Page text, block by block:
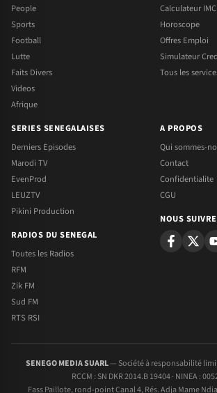
People
Sports
Football
Lutte
Faits Divers
Videos
Afrique
Calculateur IMC
Horoscope
Offres Emploi
Simulateur
Tous les
SERIES SENEGALAISES
Derniers Episodes
Marodi TV
EvenProd
LEUZTV
Pikini Production
RADIOS DU SENEGAL
Toutes les Radios
RFM
Zik FM
Sud FM
RTS RSI
A PROPOS
Qui sommes-
Contact
Confidentialite
CGU
NOUS SUIVRE
SENEGO MEDIA SUARL— Société à responsabilité
RCCM : SN DKR 2014.B 19404 · NINEA :
Fass Paillote, rond-point Canal 4, Rés. Adja Mame